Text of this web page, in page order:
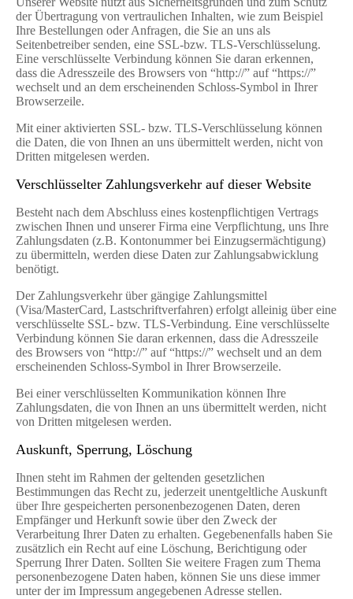
der Übertragung von vertraulichen Inhalten, wie zum Beispiel
Ihre Bestellungen oder Anfragen, die Sie an uns als
Seitenbetreiber senden, eine SSL-bzw. TLS-Verschlüsselung.
Eine verschlüsselte Verbindung können Sie daran erkennen,
dass die Adresszeile des Browsers von “http://” auf “https://”
wechselt und an dem erscheinenden Schloss-Symbol in Ihrer
Browserzeile.
Mit einer aktivierten SSL- bzw. TLS-Verschlüsselung können
die Daten, die von Ihnen an uns übermittelt werden, nicht von
Dritten mitgelesen werden.
Verschlüsselter Zahlungsverkehr auf dieser Website
Besteht nach dem Abschluss eines kostenpflichtigen Vertrags
zwischen Ihnen und unserer Firma eine Verpflichtung, uns Ihre
Zahlungsdaten (z.B. Kontonummer bei Einzugsermächtigung)
zu übermitteln, werden diese Daten zur Zahlungsabwicklung
benötigt.
Der Zahlungsverkehr über gängige Zahlungsmittel
(Visa/MasterCard, Lastschriftverfahren) erfolgt alleinig über eine
verschlüsselte SSL- bzw. TLS-Verbindung. Eine verschlüsselte
Verbindung können Sie daran erkennen, dass die Adresszeile
des Browsers von “http://” auf “https://” wechselt und an dem
erscheinenden Schloss-Symbol in Ihrer Browserzeile.
Bei einer verschlüsselten Kommunikation können Ihre
Zahlungsdaten, die von Ihnen an uns übermittelt werden, nicht
von Dritten mitgelesen werden.
Auskunft, Sperrung, Löschung
Ihnen steht im Rahmen der geltenden gesetzlichen
Bestimmungen das Recht zu, jederzeit unentgeltliche Auskunft
über Ihre gespeicherten personenbezogenen Daten, deren
Empfänger und Herkunft sowie über den Zweck der
Verarbeitung Ihrer Daten zu erhalten. Gegebenenfalls haben Sie
zusätzlich ein Recht auf eine Löschung, Berichtigung oder
Sperrung Ihrer Daten. Sollten Sie weitere Fragen zum Thema
personenbezogene Daten haben, können Sie uns diese immer
unter der im Impressum angegebenen Adresse stellen.